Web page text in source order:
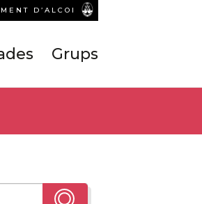
D’ALCOI
Grups